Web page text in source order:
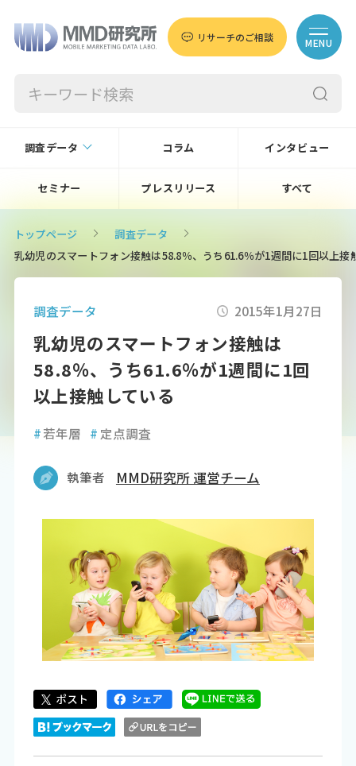
リサーチのご相談 MENU
調査データ コラム インタビュー
セミナー プレスリリース すべて
トップページ
調査データ
乳幼児のスマートフォン接触は58.8％、うち61.6％が1週間に1回以上接
調査データ 2015年1月27日
乳幼児のスマートフォン接触は
58.8％、うち61.6％が1週間に1回
以上接触している
#若年層 # 定点調査
執筆者 MMD研究所 運営チーム